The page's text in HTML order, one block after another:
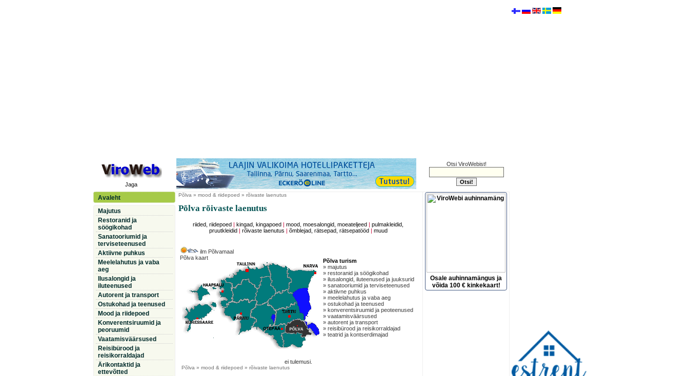
Jaga
Otsi ViroWebist!
Avaleht
Majutus
Restoranid ja
söögikohad
Sanatooriumid ja
terviseteenused
Aktiivne puhkus
Meelelahutus ja vaba
aeg
Ilusalongid ja
iluteenused
Autorent ja transport
Ostukohad ja teenused
Mood ja riidepoed
Konverentsiruumid ja
peoruumid
Vaatamisväärsused
Reisibürood ja
reisikorraldajad
Ärikontaktid ja
ettevõtted
Põlva » mood & riidepoed » rõivaste laenutus
Põlva rõivaste laenutus
riided, riidepoed kingad, kingapoed |mood, moesalongid, moeateljeed |pulmakleidid,
pruutkleidid
rõivaste laenutus õmblejad, rätsepad, rätsepatööd muud
ilm Põlvamaal
Põlva kaart
Põlva turism
» majutus
» restoranid ja söögikohad
» ilusalongid, iluteenused ja juuksurid
» sanatooriumid ja terviseteenused
» aktiivne puhkus
» meelelahutus ja vaba aeg
» ostukohad ja teenused
» konverentsiruumid ja peoteenused
» vaatamisväärsused
» autorent ja transport
» reisibürood ja reisikorraldajad
» teatrid ja kontserdimajad
ei tulemusi.
Põlva » mood & riidepoed » rõivaste laenutus
Osale auhinnamängus ja
võida 100 € kinkekaart!